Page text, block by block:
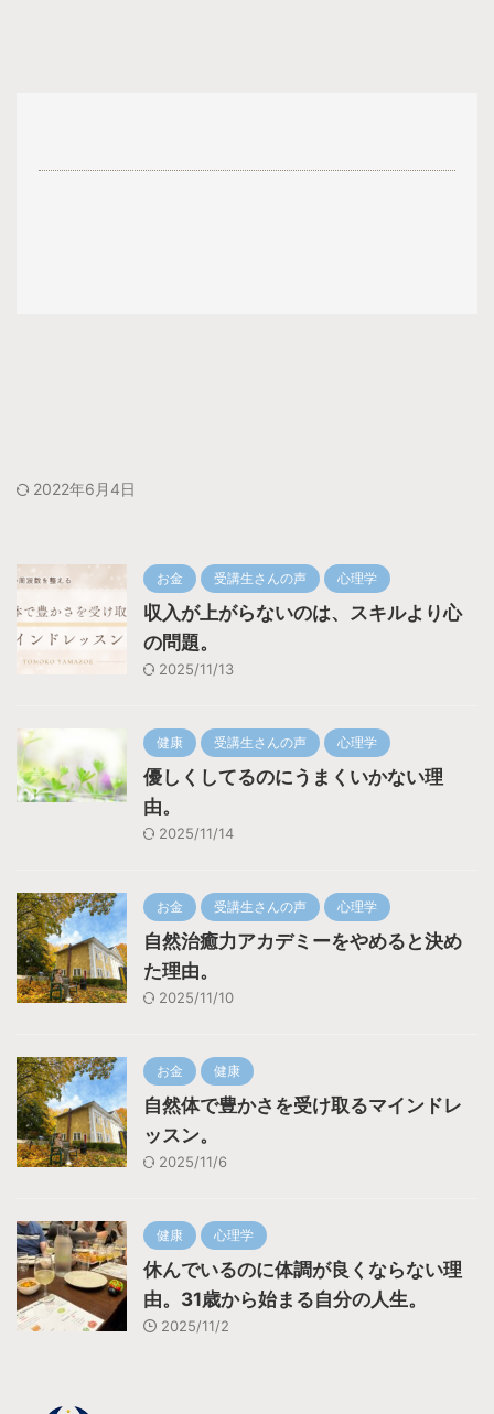
2022年6月4日
お金 受講生さんの声 心理学
収入が上がらないのは、スキルより心
の問題。
2025/11/13
健康 受講生さんの声 心理学
優しくしてるのにうまくいかない理
由。
2025/11/14
お金 受講生さんの声 心理学
自然治癒力アカデミーをやめると決め
た理由。
2025/11/10
お金 健康
自然体で豊かさを受け取るマインドレ
ッスン。
2025/11/6
健康 心理学
休んでいるのに体調が良くならない理
由。31歳から始まる自分の人生。
2025/11/2